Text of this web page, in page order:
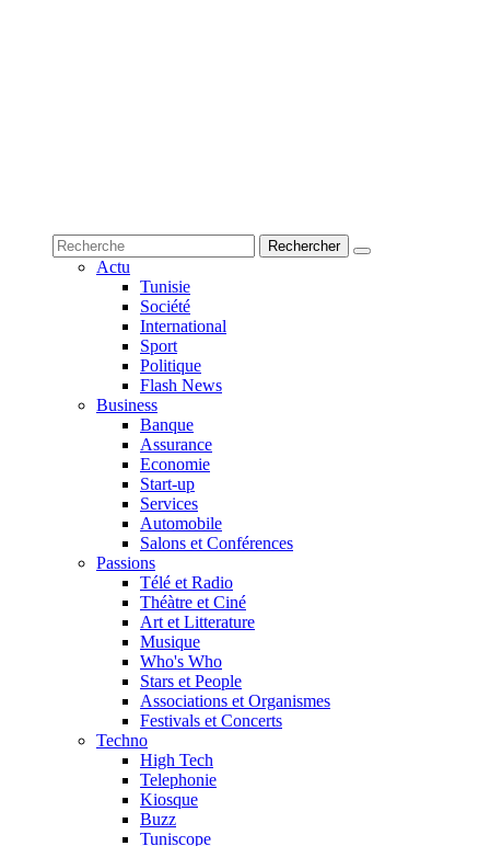
Actu
Tunisie
Société
International
Sport
Politique
Flash News
Business
Banque
Assurance
Economie
Start-up
Services
Automobile
Salons et Conférences
Passions
Télé et Radio
Théàtre et Ciné
Art et Litterature
Musique
Who's Who
Stars et People
Associations et Organismes
Festivals et Concerts
Techno
High Tech
Telephonie
Kiosque
Buzz
Tuniscope